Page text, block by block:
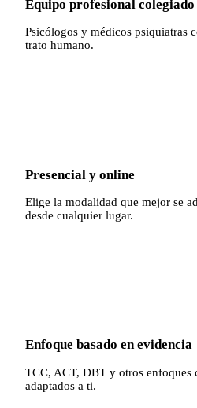
Equipo profesional colegiado
Psicólogos y médicos psiquiatras
trato humano.
Presencial y online
Elige la modalidad que mejor se
desde cualquier lugar.
Enfoque basado en evidencia
TCC, ACT, DBT y otros enfoques
adaptados a ti.